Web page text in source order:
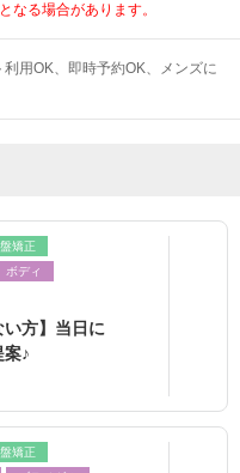
なる場合があります。
利用OK 即時予約OK
メンズに
矯正
ボディ
い方】当日に
♪
矯正